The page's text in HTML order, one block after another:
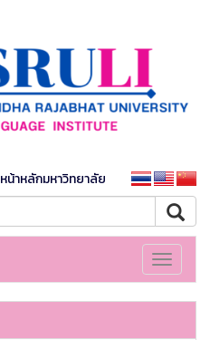
หน้าหลักมหาวิทยาลัย
Toggle